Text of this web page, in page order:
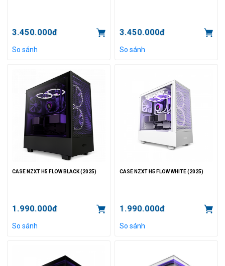
3.450.000đ
So sánh
3.450.000đ
So sánh
CASE NZXT H5 FLOW BLACK (2025)
1.990.000đ
So sánh
CASE NZXT H5 FLOW WHITE (2025)
1.990.000đ
So sánh